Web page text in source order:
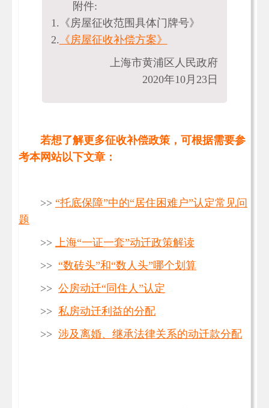
附件:
1.《房屋征收范围具体门牌号》
2. 《房屋征收补偿方案》
上海市黄浦区人民政府
2020年10月23日
若想了解更多征收补偿政策，可根据需要参
考本网站以下文章：
>> “托底保障”中的“居住困难户”认定常见问
题
>> 上海“一证一套”动迁政策解读
>> “数砖头”和“数人头”哪个划算
>> 公房动迁“同住人”认定
>> 私房动迁利益的分配
>> 涉及离婚、继承法律关系的动迁款分配